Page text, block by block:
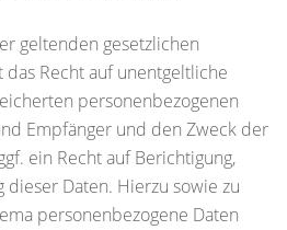
geltenden gesetzlichen
Recht auf unentgeltliche
personenbezogenen
Empfänger und den Zweck der
ein Recht auf Berichtigung,
dieser Daten. Hierzu sowie zu
personenbezogene Daten